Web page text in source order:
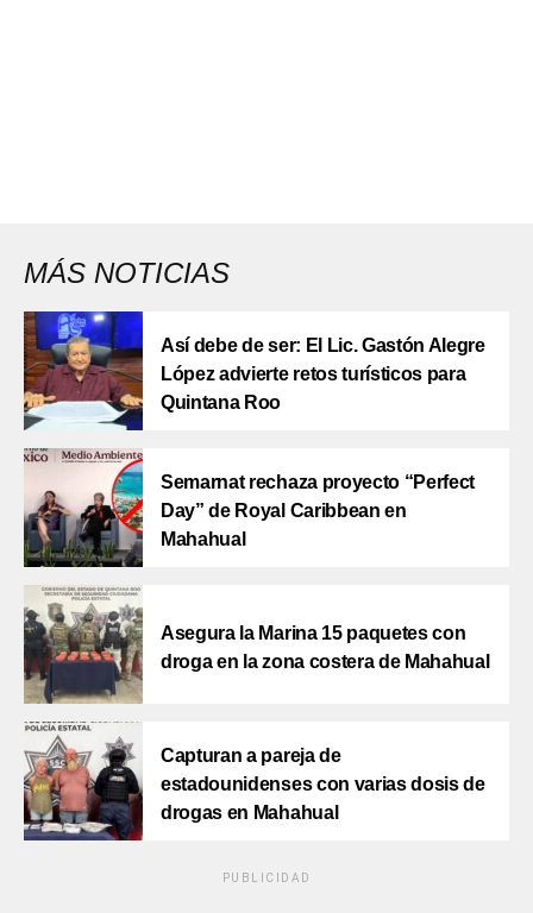
MÁS NOTICIAS
Así debe de ser: El Lic. Gastón Alegre
López advierte retos turísticos para
Quintana Roo
Semarnat rechaza proyecto “Perfect
Day” de Royal Caribbean en
Mahahual
Asegura la Marina 15 paquetes con
droga en la zona costera de Mahahual
Capturan a pareja de
estadounidenses con varias dosis de
drogas en Mahahual
PUBLICIDAD